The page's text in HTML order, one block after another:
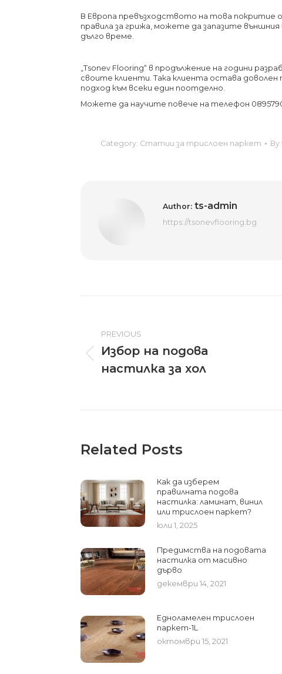
В Европа превъзходството на това покритие
правила за грижа, можете да запазите
дълго време.
„Tsonev Flooring“ в продължение на години
своите клиенти. Така клиента остава доволен
подход към всеки един поотделно.
Можете да научите повече на телефон
Category: Статии за трислоен паркет By
Author: ts-admin
https://tsonevflooring.bg
navigation
PREVIOUS
Previous
post:
Избор на подова
настилка за хол
Related Posts
Как да изберем
правилната подова
настилка: ламинат, винил
или трислоен паркет?
юли 1, 2025
Предимства на подовата
настилка от масивно
дърво
декември 14, 2021
Едноламелен трислоен
паркет-1L
октомври 15, 2021